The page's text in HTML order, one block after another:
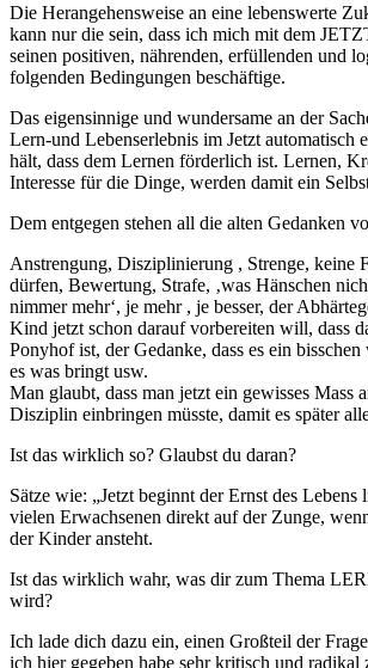
Die Herangehensweise an eine lebenswerte
kann nur die sein, dass ich mich mit dem
seinen positiven, nährenden, erfüllenden und
folgenden Bedingungen beschäftige.
Das eigensinnige und wundersame an der
Lern-und Lebenserlebnis im Jetzt automatisch
hält, dass dem Lernen förderlich ist. Lernen,
Interesse für die Dinge, werden damit ein
Dem entgegen stehen all die alten Gedanken
Anstrengung, Disziplinierung , Strenge, keine
dürfen, Bewertung, Strafe, ‚was Hänschen
nimmer mehr‘, je mehr , je besser, der
Kind jetzt schon darauf vorbereiten will, dass
Ponyhof ist, der Gedanke, dass es ein
es was bringt usw.
Man glaubt, dass man jetzt ein gewisses Mass
Disziplin einbringen müsste, damit es später
Ist das wirklich so? Glaubst du daran?
Sätze wie: „Jetzt beginnt der Ernst des Lebens
vielen Erwachsenen direkt auf der Zunge,
der Kinder ansteht.
Ist das wirklich wahr, was dir zum Thema
wird?
Ich lade dich dazu ein, einen Großteil der
ich hier gegeben habe sehr kritisch und radikal